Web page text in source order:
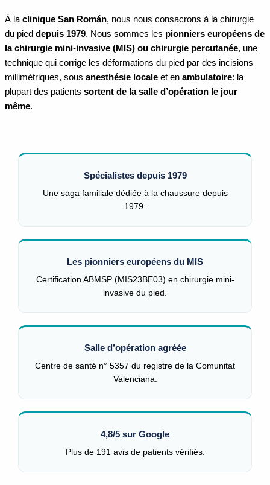
À la clinique San Román, nous nous consacrons à la chirurgie
du pied depuis 1979. Nous sommes les pionniers européens de
la chirurgie mini-invasive (MIS) ou chirurgie percutanée, une
technique qui corrige les déformations du pied par des incisions
millimétriques, sous anesthésie locale et en ambulatoire: la
plupart des patients sortent de la salle d’opération le jour
même.
Spécialistes depuis 1979
Une saga familiale dédiée à la chaussure depuis
1979.
Les pionniers européens du MIS
Certification ABMSP (MIS23BE03) en chirurgie mini-
invasive du pied.
Salle d’opération agréée
Centre de santé n° 5357 du registre de la Comunitat
Valenciana.
4,8/5 sur Google
Plus de 191 avis de patients vérifiés.